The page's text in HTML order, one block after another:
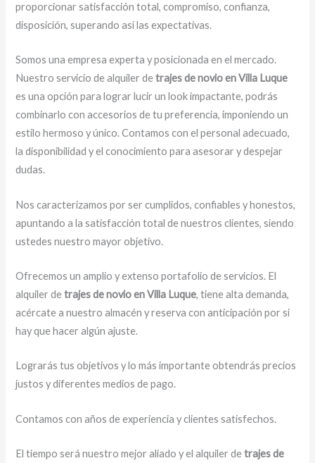
proporcionar satisfacción total, compromiso, confianza,
disposición, superando así las expectativas.
Somos una empresa experta y posicionada en el mercado.
Nuestro servicio de alquiler detrajes de novio en Villa Luque
es una opción para lograr lucir un look impactante, podrás
combinarlo con accesorios de tu preferencia, imponiendo un
estilo hermoso y único.Contamos con el personal adecuado,
la disponibilidad y el conocimiento para asesorar y despejar
dudas.
Nos caracterizamos por ser cumplidos, confiables y honestos,
apuntando a la satisfacción total de nuestros clientes, siendo
ustedes nuestro mayor objetivo.
Ofrecemos un amplio y extenso portafolio de servicios. El
alquiler detrajes de novio en Villa Luque, tiene alta demanda,
acércate a nuestro almacén y reserva con anticipación por si
hay que hacer algún ajuste.
Lograrás tus objetivos y lo más importante obtendrás precios
justos y diferentes medios de pago.
Contamos con años de experiencia y clientes satisfechos.
El tiempo será nuestro mejor aliado yel alquiler detrajes de